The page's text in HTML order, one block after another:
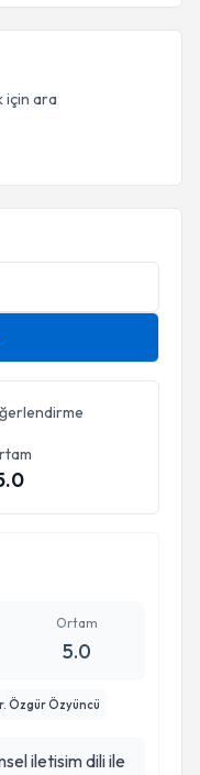
için ara
Ortam
5.0
Özgür Özyüncü
iletisim dili ile